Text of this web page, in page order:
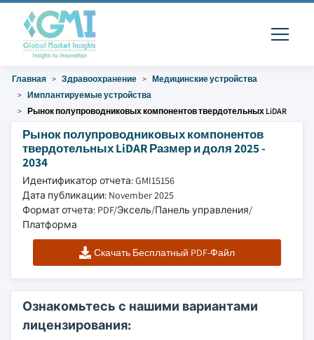
Главная Здравоохранение
Медицинские устройства
Имплантируемые устройства
Рынок полупроводниковых компонентов твердотельных LiDAR
Рынок полупроводниковых компонентов
твердотельных LiDAR Размер и доля 2025 -
2034
Идентификатор отчета: GMI15156
Дата публикации: November 2025
Формат отчета: PDF/Эксель/Панель управления/
Платформа
Скачать Бесплатный PDF-Файл
Ознакомьтесь с нашими вариантами
лицензирования: